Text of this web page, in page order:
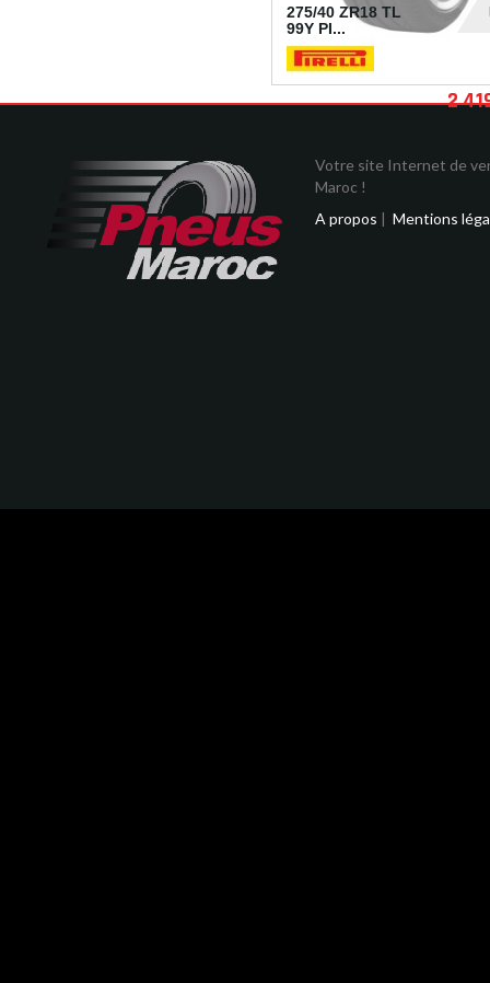
275/40 ZR18 TL
99Y PI...
2
Votre site Internet de
Maroc !
A propos | Mentions